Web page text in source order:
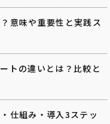
意味や重要性と実践ス
トの違いとは？比較と
仕組み・導入3ステッ